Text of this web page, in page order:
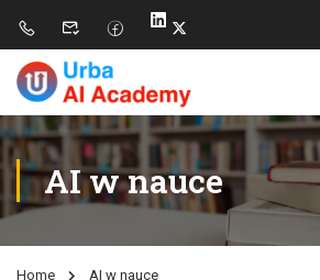
AI w nauce
Home AI w nauce